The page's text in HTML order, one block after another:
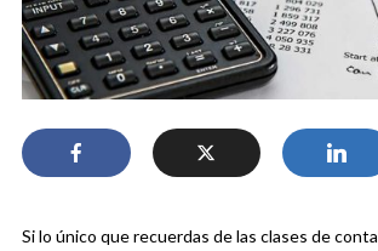
Si lo único que recuerdas de las clases de